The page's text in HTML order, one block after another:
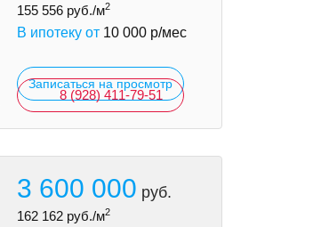
155 556 руб./м2
В ипотеку от 10 000 р/мес
Записаться на просмотр
8 (928) 411-79-51
3 600 000 руб.
162 162 руб./м2